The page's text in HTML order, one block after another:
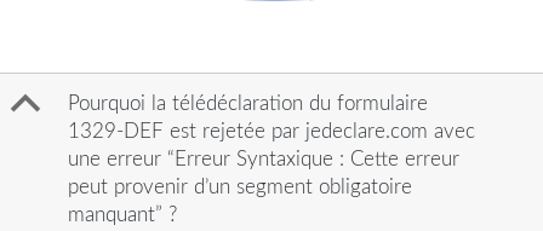
B
Pourquoi la télédéclaration du formulaire
1329-DEF est rejetée par jedeclare.com avec
une erreur “Erreur Syntaxique : Cette erreur
peut provenir d’un segment obligatoire
manquant” ?